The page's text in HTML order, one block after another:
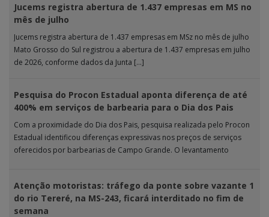
Jucems registra abertura de 1.437 empresas em MS no
mês de julho
Jucems registra abertura de 1.437 empresas em MSz no mês de julho
Mato Grosso do Sul registrou a abertura de 1.437 empresas em julho
de 2026, conforme dados da Junta […]
Pesquisa do Procon Estadual aponta diferença de até
400% em serviços de barbearia para o Dia dos Pais
Com a proximidade do Dia dos Pais, pesquisa realizada pelo Procon
Estadual identificou diferenças expressivas nos preços de serviços
oferecidos por barbearias de Campo Grande. O levantamento
Atenção motoristas: tráfego da ponte sobre vazante 1
do rio Tereré, na MS-243, ficará interditado no fim de
semana